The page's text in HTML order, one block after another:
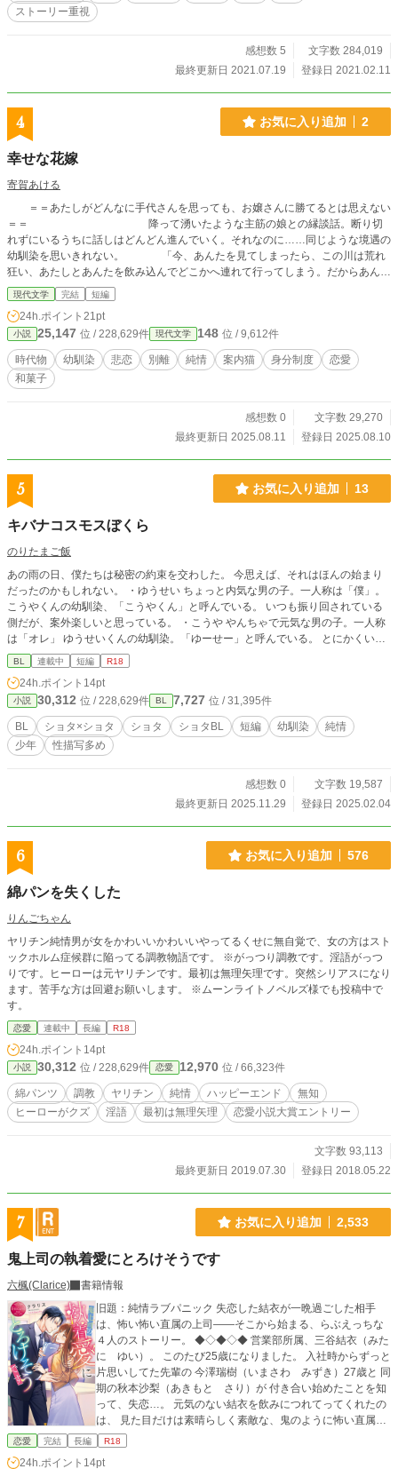
ストーリー重視
感想数 5
文字数 284,019
最終更新日 2021.07.19
登録日 2021.02.11
4 お気に入り追加 2
幸せな花嫁
寄賀あける
＝＝あたしがどんなに手代さんを思っても、お嬢さんに勝てるとは思えない
＝＝ 降って湧いたような主筋の娘との縁談話。断り切
れずにいるうちに話しはどんどん進んでいく。それなのに……同じような境遇の
幼馴染を思いきれない。 「今、あんたを見てしまったら、この川は荒れ
狂い、あたしとあんたを飲み込んでどこかへ連れて行ってしまう。だからあんた
現代文学 完結 短編
24h.ポイント 21pt
小説 25,147 位 / 228,629件 現代文学 148 位 / 9,612件
時代物 幼馴染 悲恋 別離 純情 案内猫 身分制度
恋愛
和菓子
感想数 0
文字数 29,270
最終更新日 2025.08.11
登録日 2025.08.10
5 お気に入り追加 13
キバナコスモスぼくら
のりたまご飯
あの雨の日、僕たちは秘密の約束を交わした。 今思えば、それはほんの始まり
だったのかもしれない。 ・ゆうせい ちょっと内気な男の子。一人称は「僕」。
こうやくんの幼馴染、「こうやくん」と呼んでいる。 いつも振り回されている
側だが、案外楽しいと思っている。 ・こうや やんちゃで元気な男の子。一人称
は「オレ」 ゆうせいくんの幼馴染。「ゆーせー」と呼んでいる。 とにかくいた
ずらしたいお年頃。ゆうせいと一緒にいる時はもっと元気になる。 キバナコス
モスの花言葉は「幼い恋心」です。 いい風呂の日用に書いていたのSSをシリー
ズ化しました。 投稿主の書きたいシチュエーションをただ淡々と載せていきま
す。
BL 連載中 短編 R18
24h.ポイント 14pt
小説 30,312 位 / 228,629件 BL 7,727 位 / 31,395件
BL ショタ×ショタ ショタ ショタBL 短編 幼馴染
純情
少年
性描写多め
感想数 0
文字数 19,587
最終更新日 2025.11.29
登録日 2025.02.04
6 お気に入り追加 576
綿パンを失くした
りんごちゃん
ヤリチン純情男が女をかわいいかわいいやってるくせに無自覚で、女の方はスト
ックホルム症候群に陥ってる調教物語です。 ※がっつり調教です。淫語がっつ
りです。ヒーローは元ヤリチンです。最初は無理矢理です。突然シリアスになり
ます。苦手な方は回避お願いします。 ※ムーンライトノベルズ様でも投稿中で
す。
恋愛 連載中 長編 R18
24h.ポイント 14pt
小説 30,312 位 / 228,629件 恋愛 12,970 位 / 66,323件
綿パンツ 調教 ヤリチン 純情 ハッピーエンド
無知
ヒーローがクズ
淫語 最初は無理矢理 恋愛小説大賞エントリー
文字数 93,113
最終更新日 2019.07.30
登録日 2018.05.22
7 お気に入り追加 2,533
鬼上司の執着愛にとろけそうです
六楓(Clarice)
書籍情報
旧題：純情ラブパニック 失恋した結衣が一晩過ごした相手
は、怖い怖い直属の上司――そこから始まる、らぶえっちな
４人のストーリー。 ◆◇◆◇◆ 営業部所属、三谷結衣（みた
に ゆい）。 このたび25歳になりました。 入社時からずっと
片思いしてた先輩の 今澤瑞樹（いまさわ みずき）27歳と 同
期の秋本沙梨（あきもと さり）が 付き合い始めたことを知
って、失恋…。 元気のない結衣を飲みにつれてってくれたの
は、 見た目だけは素晴らしく素敵な、鬼のように怖い直属の
上司。 湊蒼佑（みなと そうすけ）マネージャー、32歳。 目
恋愛 完結 長編 R18
24h.ポイント 14pt